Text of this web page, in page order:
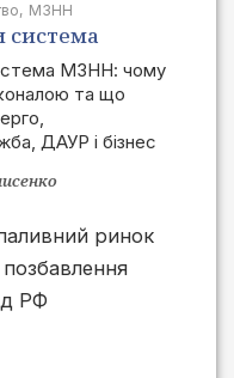
МЗНН
як це вплине
МЗНН: чому
та що
ДАУР і бізнес